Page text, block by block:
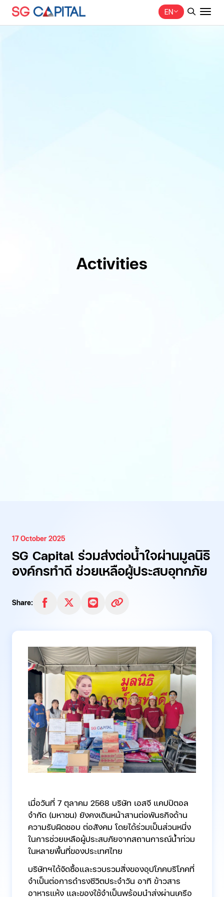
EN
Activities
17 October 2025
SG Capital ร่วมส่งต่อน้ำใจผ่านมูลนิธิ
องค์กรทำดี ช่วยเหลือผู้ประสบอุทกภัย
Share:
เมื่อวันที่ 7 ตุลาคม 2568 บริษัท เอสจี แคปปิตอล
จำกัด (มหาชน) ยังคงเดินหน้าสานต่อพันธกิจด้าน
ความรับผิดชอบ ต่อสังคม โดยได้ร่วมเป็นส่วนหนึ่ง
ในการช่วยเหลือผู้ประสบภัยจากสถานการณ์น้ำท่วม
ในหลายพื้นที่ของประเทศไทย
บริษัทฯได้จัดซื้อและรวบรวมสิ่งของอุปโภคบริโภคที่
จำเป็นต่อการดำรงชีวิตประจำวัน อาทิ ข้าวสาร
อาหารแห้ง และของใช้จำเป็นพร้อมนำส่งผ่านเครือ